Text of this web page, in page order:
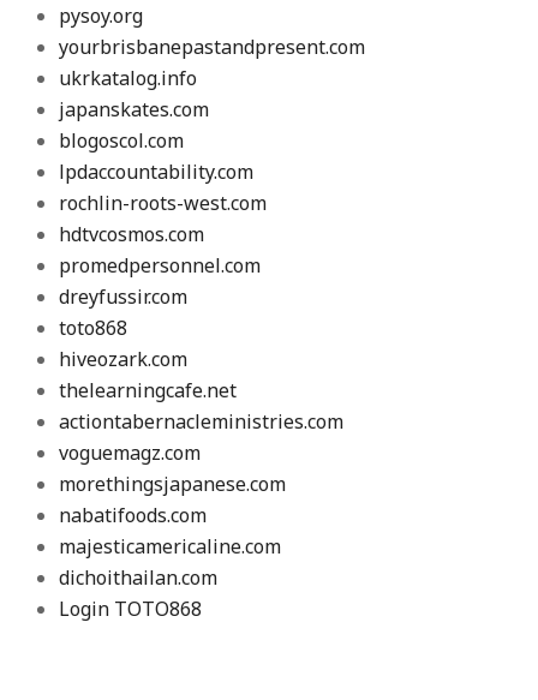
pysoy.org
yourbrisbanepastandpresent.com
ukrkatalog.info
japanskates.com
blogoscol.com
lpdaccountability.com
rochlin-roots-west.com
hdtvcosmos.com
promedpersonnel.com
dreyfussir.com
toto868
hiveozark.com
thelearningcafe.net
actiontabernacleministries.com
voguemagz.com
morethingsjapanese.com
nabatifoods.com
majesticamericaline.com
dichoithailan.com
Login TOTO868